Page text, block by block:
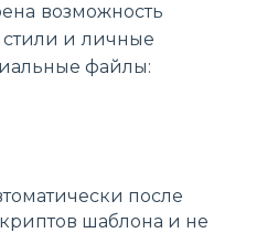
возможность
и личные
файлы:
после
шаблона и не